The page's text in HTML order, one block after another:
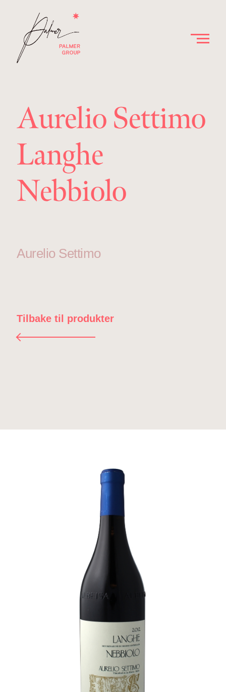
Aurelio Settimo
Langhe
Nebbiolo
Aurelio Settimo
Tilbake til produkter